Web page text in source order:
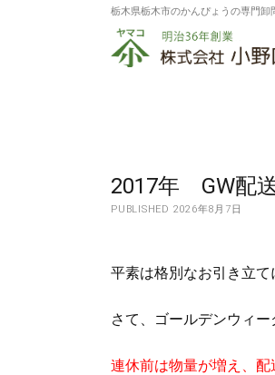
栃木県栃木市のかんぴょうの専門卸
株
小
野
商
2017年 GW配
PUBLISHED 2026年8月7日
平素は格別なお引き立て
さて、ゴールデンウィ
連休前は物量が増え、配